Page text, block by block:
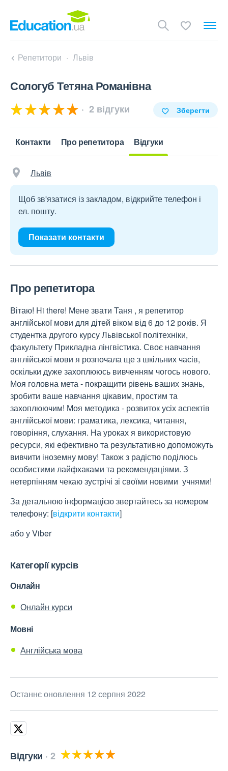
Репетитори Львів
Сологуб Тетяна Романівна
2 відгуки Зберегти
Контакти Про репетитора Відгуки
Львів
Щоб зв'язатися із закладом, відкрийте телефон і
ел. пошту.
Показати контакти
Про репетитора
Вітаю! Hi there! Мене звати Таня , я репетитор
англійської мови для дітей віком від 6 до 12 років. Я
студентка другого курсу Львівської політехніки,
факультету Прикладна лінгвістика. Своє навчання
англійської мови я розпочала ще з шкільних часів,
оскільки дуже захоплююсь вивченням чогось нового.
Моя головна мета - покращити рівень ваших знань,
зробити ваше навчання цікавим, простим та
захоплюючим! Моя методика - розвиток усіх аспектів
англійської мови: граматика, лексика, читання,
говоріння, слухання. На уроках я використовую
ресурси, які ефективно та результативно допоможуть
вивчити іноземну мову! Також з радістю поділюсь
особистими лайфхаками та рекомендаціями. З
нетерпінням чекаю зустрічі зі своїми новими учнями!
За детальною інформацією звертайтесь за номером
телефону: [відкрити контакти]
або у Viber
Категорії курсів
Онлайн
Онлайн курси
Мовні
Англійська мова
Останнє оновлення 12 серпня 2022
Відгуки 2